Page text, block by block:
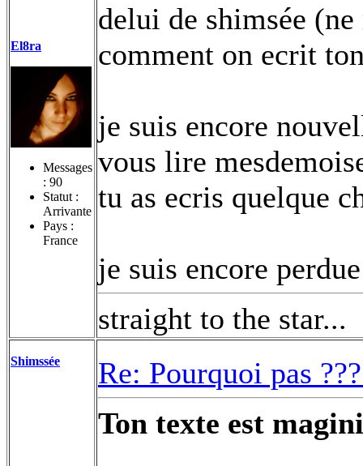
El8ra
Messages
: 90
Statut :
Arrivante
Pays :
France
delui de shimsée
comment on ecrit
je suis encore
vous lire
tu as ecris quelque
je suis encore
straight to the star...
Shimssée
Re: Pourquoi pas
Ton texte est